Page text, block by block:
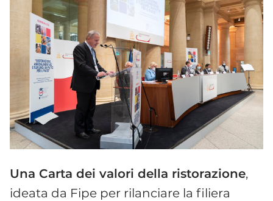
Una Carta dei valori della ristorazione,
ideata da Fipe per rilanciare la filiera